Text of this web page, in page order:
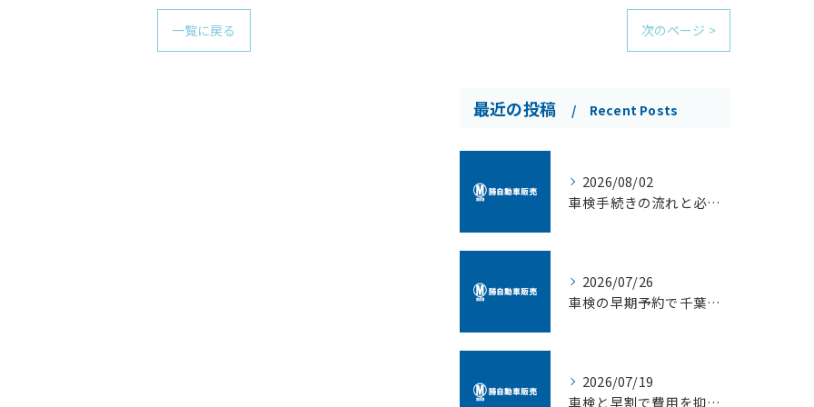
一覧に戻る 次のページ >
最近の投稿 Recent Posts
2026/08/02
車検手続きの流れと必要書類を徹底解説初心者でも当日迷わず完了する方法
2026/07/26
車検の早期予約で千葉県習志野市奏の杜エリアの割引や即日対応を叶えるポイント
2026/07/19
車検と早割で費用を抑える最適タイミングとメリット徹底解説